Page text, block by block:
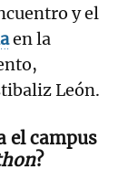
y el
en la
León.
el campus
?